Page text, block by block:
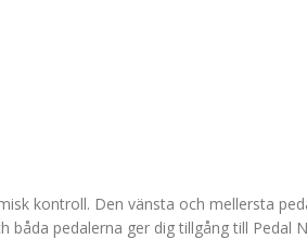
kontroll. Den vänsta och mellersta
båda pedalerna ger dig tillgång till Pedal